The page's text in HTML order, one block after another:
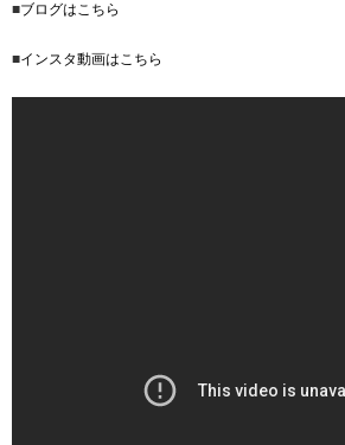
■ブログはこちら
■インスタ動画はこちら